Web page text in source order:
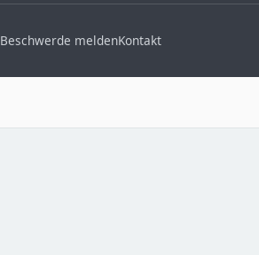
Beschwerde meldenKontakt